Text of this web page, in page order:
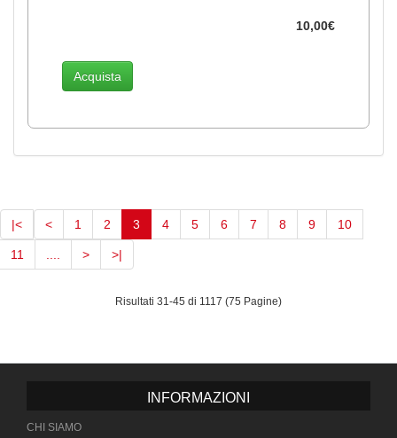
10,00€
Acquista
|< < 1 2 3 (current)
4 5 6 7 8 9 10
11 > >|
Risultati 31-45 di 1117 (75 Pagine)
INFORMAZIONI
CHI SIAMO